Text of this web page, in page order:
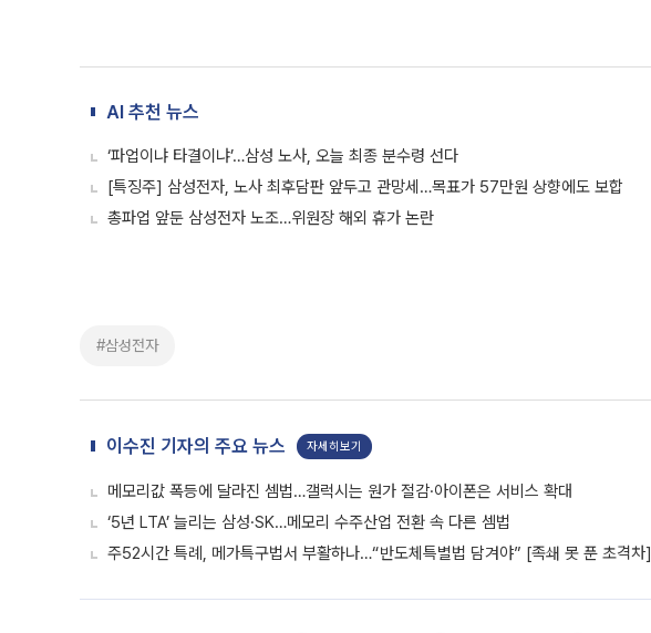
AI 추천 뉴스
‘파업이냐 타결이냐’…삼성 노사, 오늘 최종 분수령 선다
[특징주] 삼성전자, 노사 최후담판 앞두고 관망세…목표가 57만원 상향에도 보합
총파업 앞둔 삼성전자 노조…위원장 해외 휴가 논란
#삼성전자
이수진 기자의 주요 뉴스 자세히보기
메모리값 폭등에 달라진 셈법…갤럭시는 원가 절감·아이폰은 서비스 확대
‘5년 LTA’ 늘리는 삼성·SK…메모리 수주산업 전환 속 다른 셈법
주52시간 특례, 메가특구법서 부활하나…“반도체특별법 담겨야” [족쇄 못 푼 초격차]